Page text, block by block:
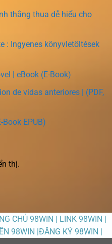
thắng thua dễ hiểu cho
: Ingyenes könyvletöltések
| eBook (E-Book)
de vidas anteriores | (PDF,
EPUB)
thị.
CHỦ 98WIN | LINK 98WIN |
98WIN |ĐĂNG KÝ 98WIN |